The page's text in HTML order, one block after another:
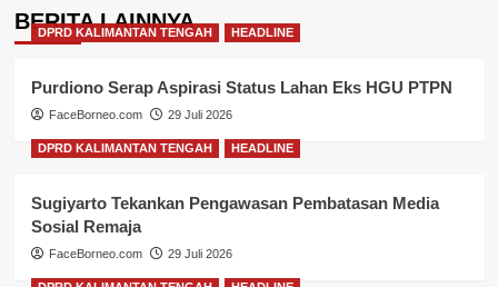
BERITA LAINNYA
DPRD KALIMANTAN TENGAH HEADLINE
Purdiono Serap Aspirasi Status Lahan Eks HGU PTPN
FaceBorneo.com 29 Juli 2026
DPRD KALIMANTAN TENGAH HEADLINE
Sugiyarto Tekankan Pengawasan Pembatasan Media
Sosial Remaja
FaceBorneo.com 29 Juli 2026